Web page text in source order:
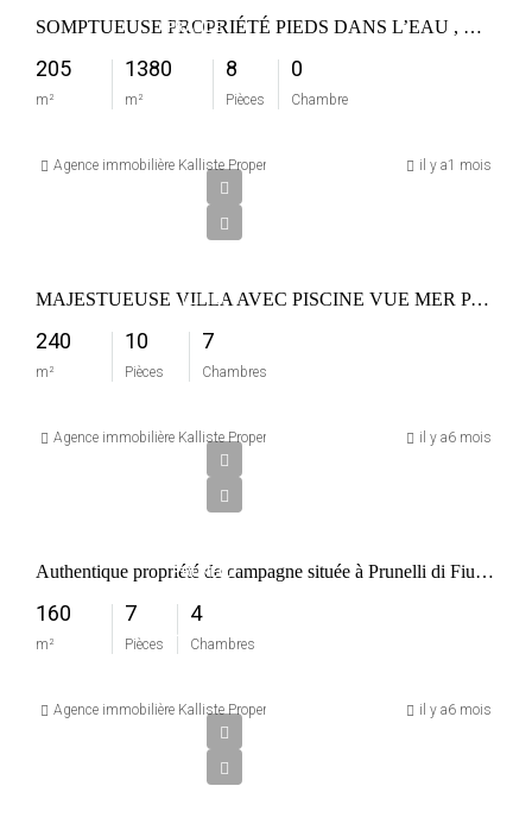
FRANCE
SOMPTUEUSE PROPRIÉTÉ PIEDS DANS L’EAU , MARINE DE DAVIA 20256 CORBAR
205
m²
1380
m²
8
Pièces
0
Chambre
Agence immobilière Kalliste Properties il y a1 mois
LUMIO
MAJESTUEUSE VILLA AVEC PISCINE VUE MER PANORAMIQUE
240
m²
10
Pièces
7
Chambres
Agence immobilière Kalliste Properties il y a6 mois
PRUNELLI-
DI-
FIUMORBO
Authentique propriété de campagne située à Prunelli di Fiumorbo
160
m²
7
Pièces
4
Chambres
Agence immobilière Kalliste Properties il y a6 mois